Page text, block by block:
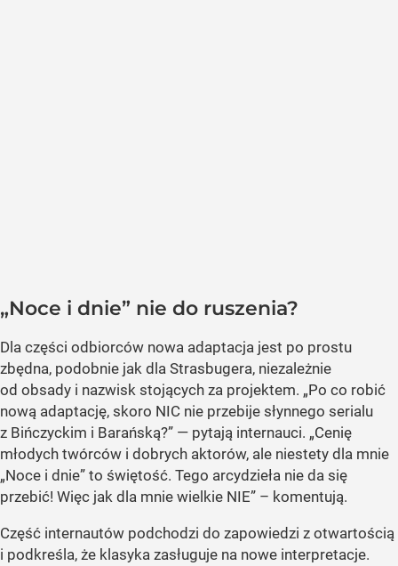
„Noce i dnie” nie do ruszenia?
Dla części odbiorców nowa adaptacja jest po prostu
zbędna, podobnie jak dla Strasbugera, niezależnie
od obsady i nazwisk stojących za projektem. „Po co robić
nową adaptację, skoro NIC nie przebije słynnego serialu
z Bińczyckim i Barańską?” — pytają internauci. „Cenię
młodych twórców i dobrych aktorów, ale niestety dla mnie
„Noce i dnie” to świętość. Tego arcydzieła nie da się
przebić! Więc jak dla mnie wielkie NIE” – komentują.
Część internautów podchodzi do zapowiedzi z otwartością
i podkreśla, że klasyka zasługuje na nowe interpretacje.